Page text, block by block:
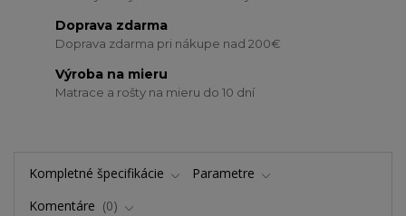
Doprava zdarma
Doprava zdarma pri nákupe nad 200€
Výroba na mieru
Matrace a rošty na mieru do 10 dní
Kompletné špecifikácie
Parametre
Komentáre
0